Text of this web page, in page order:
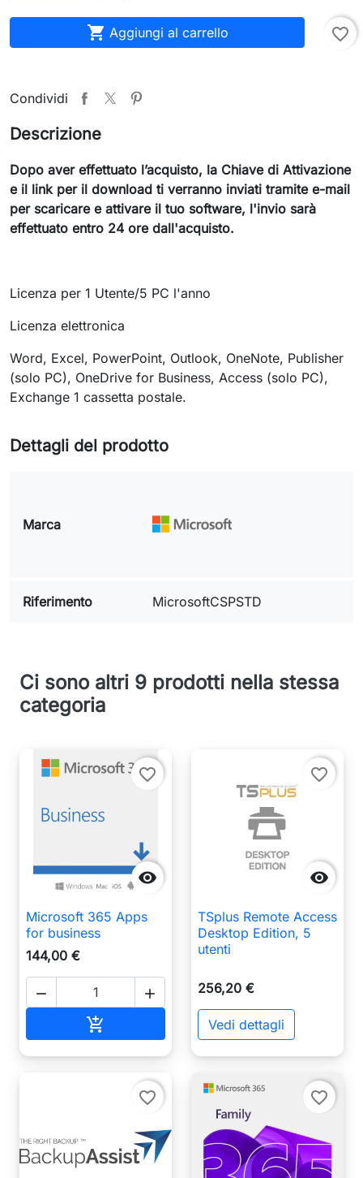
 Aggiungi al carrello favorite_border
Condividi
Descrizione
Dopo aver effettuato l’acquisto, la Chiave di Attivazione
e il link per il download ti verranno inviati tramite e-mail
per scaricare e attivare il tuo software, l'invio sarà
effettuato entro 24 ore dall'acquisto.
Licenza per 1 Utente/5 PC l'anno
Licenza elettronica
Word, Excel, PowerPoint, Outlook, OneNote, Publisher
(solo PC), OneDrive for Business, Access (solo PC),
Exchange 1 cassetta postale.
Dettagli del prodotto
Marca
Riferimento MicrosoftCSPSTD
Ci sono altri 9 prodotti nella stessa
categoria

favorite_border
Microsoft 365 Apps
for business
144,00 €
 
 Aggiungi al carrello

favorite_border
TSplus Remote Access
Desktop Edition, 5
utenti
256,20 €
Vedi dettagli
favorite_border favorite_border